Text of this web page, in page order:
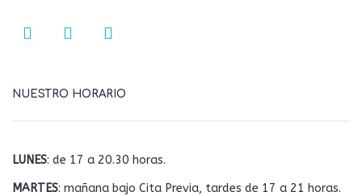
NUESTRO HORARIO
LUNES: de 17 a 20.30 horas.
MARTES: mañana bajo Cita Previa, tardes de 17 a 21 horas.